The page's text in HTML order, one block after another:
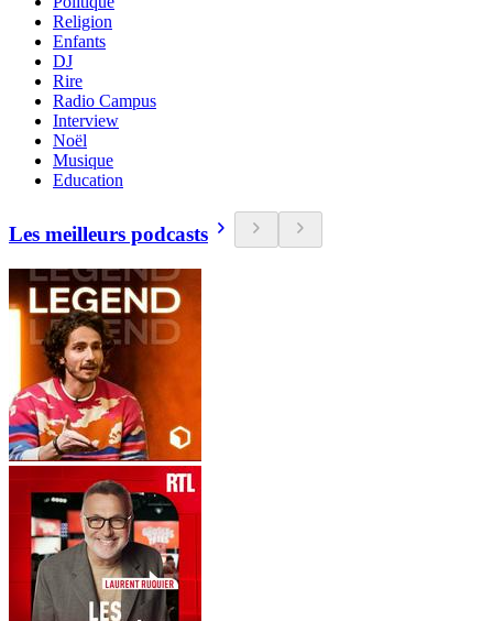
Religion
Enfants
DJ
Rire
Radio Campus
Interview
Noël
Musique
Education
Les meilleurs podcasts